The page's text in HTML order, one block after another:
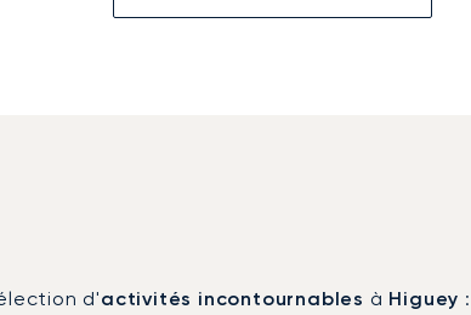
d'activités incontournables à Higuey :